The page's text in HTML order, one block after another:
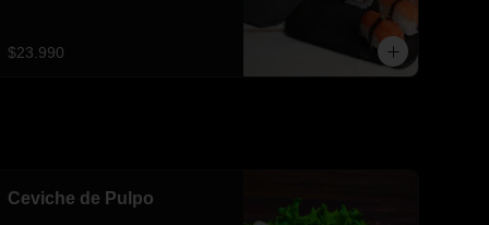
$23.990
Ceviche de Pulpo